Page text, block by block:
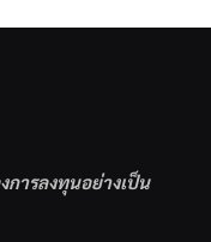
การลงทุนอย่างเป็น